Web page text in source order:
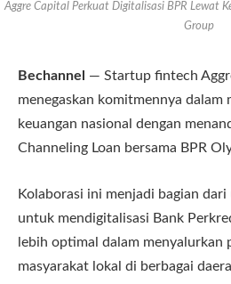
Aggre Capital Perkuat Digitalisasi BPR Lewat
Group
Bechannel
— Startup fintech
menegaskan komitmennya dalam
keuangan nasional dengan
Channeling Loan bersama BPR
Kolaborasi ini menjadi bagian
untuk mendigitalisasi Bank
lebih optimal dalam menyalurkan
masyarakat lokal di berbagai